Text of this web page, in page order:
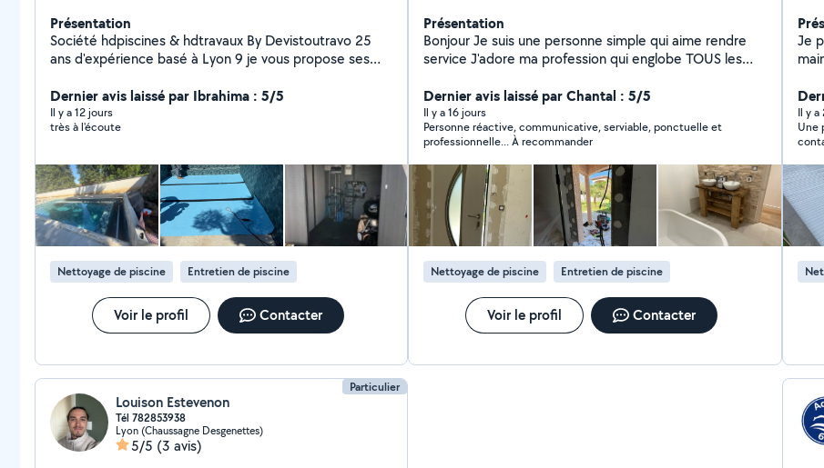
Présentation
Société hdpiscines & hdtravaux By Devistoutravo 25
ans d'expérience basé à Lyon 9 je vous propose ses
assurance décennale pour toutes les activités je crois
être le seul sur ce site avoir une assurance Pour mes
pages Tous mes sites en .FR ci-dessous Hdtravaux
Dernier avis laissé par Ibrahima : 5/5
Il y a 12 jours
très à l'écoute
Nettoyage de piscine Entretien de piscine
Voir le profil Contacter
Présentation
Bonjour Je suis une personne simple qui aime rendre
service J'adore ma profession qui englobe TOUS les
depuis plus de 20 ans En passant par les choses les
plus simples aux plus complexes je saurais vous donner
entière satisfaction et bien plus encore Passionné
d'électronique et de bricolage avec création de
meubles en tout genre, j'aime également la photo
vidéo ainsi que l'aquariophilie Au plaisir de vous
connaître
Dernier avis laissé par Chantal : 5/5
Il y a 16 jours
Personne réactive, communicative, serviable, ponctuelle et
professionnelle... À recommander
Nettoyage de piscine Entretien de piscine
Voir le profil Contacter
Je
- etc Tout type de piscine et tout type
Au
Il y
Une
Particulier
Louison Estevenon
Tél 782853938
Lyon (Chaussagne Desgenettes)
5/5 (3 avis)